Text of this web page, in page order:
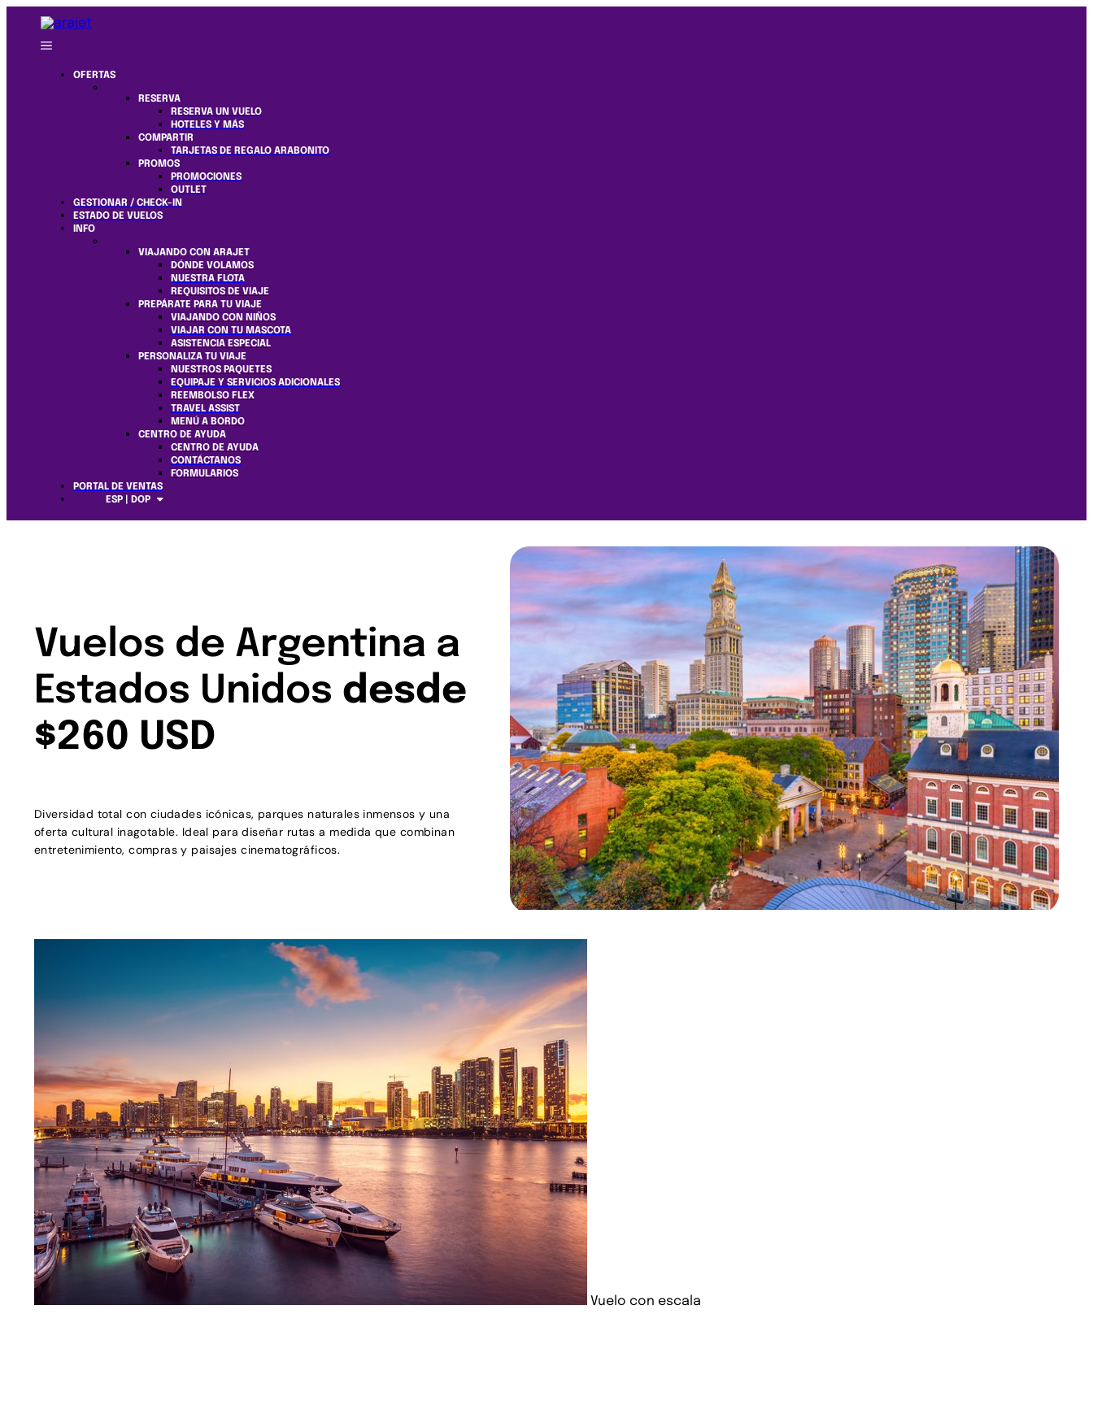
OFERTAS
RESERVA
RESERVA UN VUELO
HOTELES Y MÁS
COMPARTIR
TARJETAS DE REGALO ARABONITO
PROMOS
PROMOCIONES
OUTLET
GESTIONAR / CHECK-IN
ESTADO DE VUELOS
INFO
VIAJANDO CON ARAJET
DÓNDE VOLAMOS
NUESTRA FLOTA
REQUISITOS DE VIAJE
PREPÁRATE PARA TU VIAJE
VIAJANDO CON NIÑOS
VIAJAR CON TU MASCOTA
ASISTENCIA ESPECIAL
PERSONALIZA TU VIAJE
NUESTROS PAQUETES
EQUIPAJE Y SERVICIOS ADICIONALES
REEMBOLSO FLEX
TRAVEL ASSIST
MENÚ A BORDO
CENTRO DE AYUDA
CENTRO DE AYUDA
CONTÁCTANOS
FORMULARIOS
PORTAL DE VENTAS
ESP | DOP
Vuelos de Argentina a
Estados Unidos desde
$260 USD
Diversidad total con ciudades icónicas, parques naturales inmensos y una
oferta cultural inagotable. Ideal para diseñar rutas a medida que combinan
entretenimiento, compras y paisajes cinematográficos.
Vuelo con escala